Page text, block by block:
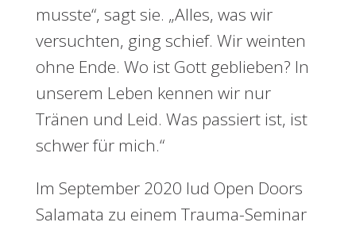
musste“, sagt sie. „Alles, was wir
versuchten, ging schief. Wir weinten
ohne Ende. Wo ist Gott geblieben? In
unserem Leben kennen wir nur
Tränen und Leid. Was passiert ist, ist
schwer für mich.“
Im September 2020 lud Open Doors
Salamata zu einem Trauma-Seminar